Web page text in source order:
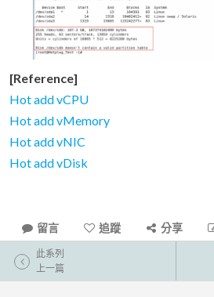
[Reference]
Hot add vCPU
Hot add vMemory
Hot add vNIC
Hot add vDisk
留言 追蹤 分享
此系列
上一篇